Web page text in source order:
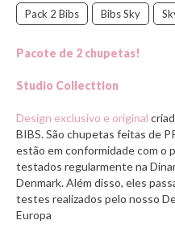
Pack 2 Bibs Bibs Sky
Pacote de 2 chupetas!
Studio Collecttion
Design exclusivo e original
BIBS. São chupetas feitas de
estão em conformidade com o
testados regularmente na
Denmark. Além disso, eles
testes realizados pelo nosso
Europa